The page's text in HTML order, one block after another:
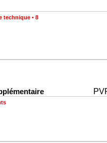
technique • 8